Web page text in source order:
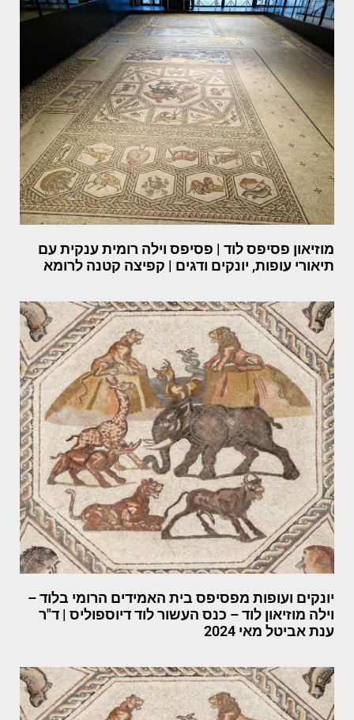
מוזיאון פסיפס לוד | פסיפס וילה רומית ענקית עם
תיאורי עופות, יונקים ודגים | קפיצה קטנה לרומא
יונקים ועופות מפסיפס בית האמידים הרומי בלוד –
וילה מוזיאון לוד – כנס העשור לוד דיוספוליס | ד"ר
ענת אביטל מאי 2024